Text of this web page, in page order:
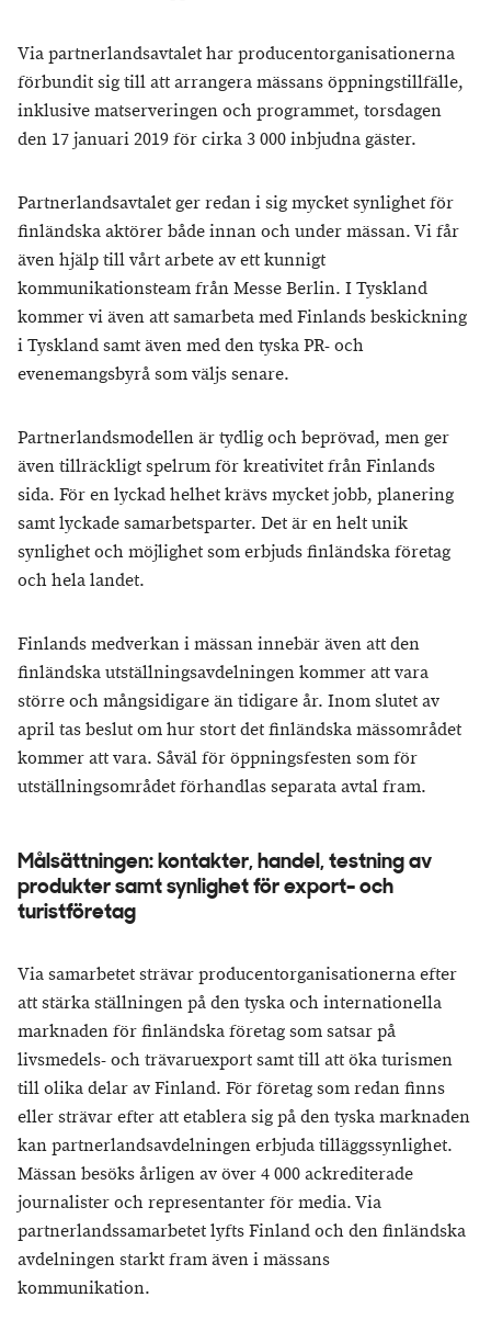
Via partnerlandsavtalet har producentorganisationerna
förbundit sig till att arrangera mässans öppningstillfälle,
inklusive matserveringen och programmet, torsdagen
den 17 januari 2019 för cirka 3 000 inbjudna gäster.
Partnerlandsavtalet ger redan i sig mycket synlighet för
finländska aktörer både innan och under mässan. Vi får
även hjälp till vårt arbete av ett kunnigt
kommunikationsteam från Messe Berlin. I Tyskland
kommer vi även att samarbeta med Finlands beskickning
i Tyskland samt även med den tyska PR- och
evenemangsbyrå som väljs senare.
Partnerlandsmodellen är tydlig och beprövad, men ger
även tillräckligt spelrum för kreativitet från Finlands
sida. För en lyckad helhet krävs mycket jobb, planering
samt lyckade samarbetsparter. Det är en helt unik
synlighet och möjlighet som erbjuds finländska företag
och hela landet.
Finlands medverkan i mässan innebär även att den
finländska utställningsavdelningen kommer att vara
större och mångsidigare än tidigare år. Inom slutet av
april tas beslut om hur stort det finländska mässområdet
kommer att vara. Såväl för öppningsfesten som för
utställningsområdet förhandlas separata avtal fram.
Målsättningen: kontakter, handel, testning av
produkter samt synlighet för export- och
turistföretag
Via samarbetet strävar producentorganisationerna efter
att stärka ställningen på den tyska och internationella
marknaden för finländska företag som satsar på
livsmedels- och trävaruexport samt till att öka turismen
till olika delar av Finland. För företag som redan finns
eller strävar efter att etablera sig på den tyska marknaden
kan partnerlandsavdelningen erbjuda tilläggssynlighet.
Mässan besöks årligen av över 4 000 ackrediterade
journalister och representanter för media. Via
partnerlandssamarbetet lyfts Finland och den finländska
avdelningen starkt fram även i mässans
kommunikation.